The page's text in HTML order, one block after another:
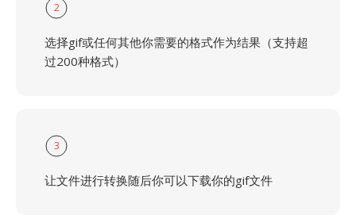
2
选择gif或任何其他你需要的格式作为结果（支持超
过200种格式）
3
让文件进行转换随后你可以下载你的gif文件